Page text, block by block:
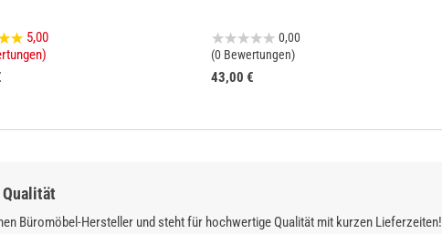
5,00
0,00
(0 Bewertungen)
43,00 €
Büromöbel-Hersteller und steht für hochwertige Qualität mit kurzen Lieferzeiten!